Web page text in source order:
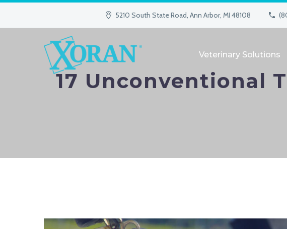
5210 South State Road, Ann Arbor, MI 48108
Veterinary Solutions
17 Unconventional